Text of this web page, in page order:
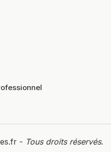
- Tous droits réservés.